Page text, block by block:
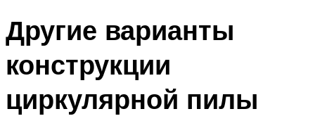
Другие варианты
конструкции
циркулярной пилы